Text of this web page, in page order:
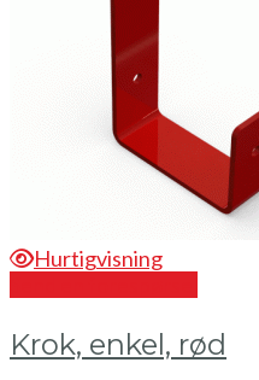
Hurtigvisning
Krok, enkel, rød